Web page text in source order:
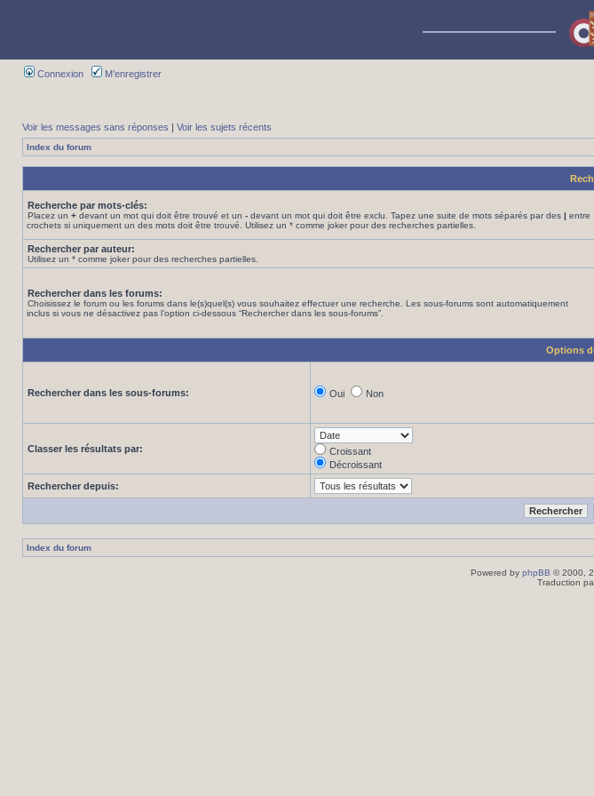
Connexion M’enregistrer
Voir les messages sans réponses | Voir les sujets récents
Index du forum
Recherche par mots-clés:
Placez un + devant un mot qui doit être trouvé et un - devant un mot qui doit être exclu. Tapez une suite de mots séparés par des | entre
crochets si uniquement un des mots doit être trouvé. Utilisez un * comme joker pour des recherches partielles.
Rechercher par auteur:
Utilisez un * comme joker pour des recherches partielles.
Rechercher dans les forums:
Choisissez le forum ou les forums dans le(s)quel(s) vous souhaitez effectuer une recherche. Les sous-forums sont automatiquement
inclus si vous ne désactivez pas l’option ci-dessous “Rechercher dans les sous-forums”.
Options
Rechercher dans les sous-forums: Oui Non
Classer les résultats par:
Croissant
Décroissant
Rechercher depuis:
Index du forum
Powered by phpBB © 2000,
Traduction